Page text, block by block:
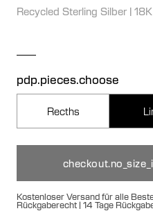
Recycled Sterling Silber |
pdp.pieces.choose
Recths
Kostenloser Versand für alle
Rückgaberecht | 14 Tage